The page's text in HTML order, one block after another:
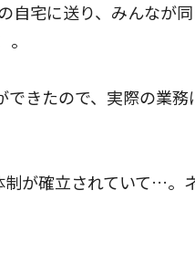
自宅に送り、みんなが
きたので、実際の業
が確立されていて…。